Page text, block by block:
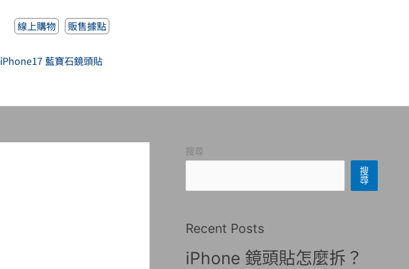
線上購物 販售據點
iPhone17 藍寶石鏡頭貼
搜尋
搜
尋
Recent Posts
iPhone 鏡頭貼怎麼拆？